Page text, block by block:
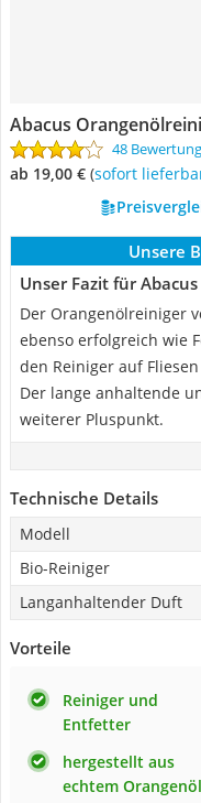
Abacus
48
ab 19,00 € ( Sofort
Unsere
Unser Fazit für
Der Orangenölreiniger
ebenso erfolgreich wie
den Reiniger auf
Der lange anhaltende
weiterer Pluspunkt.
Technische Details
Modell
Bio-Reiniger
Langanhaltender Duft
Vorteile
Reiniger und
Entfetter
hergestellt aus
echtem Orangenöl